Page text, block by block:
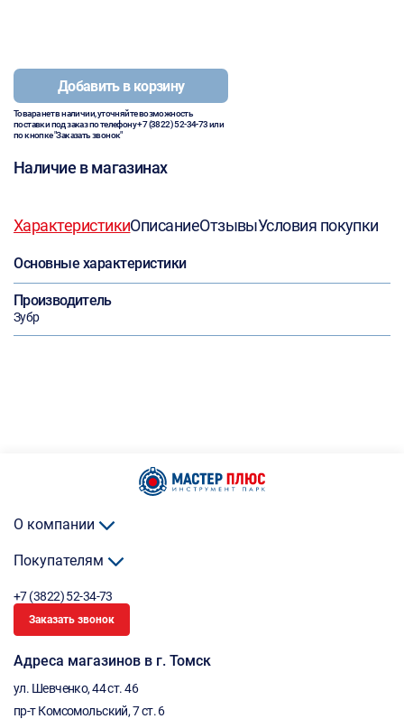
Добавить в корзину
Товара нет в наличии, уточняйте возможность
поставки под заказ по телефону+7 (3822) 52-34-73или
по кнопке "Заказать звонок"
Наличие в магазинах
ХарактеристикиОписаниеОтзывыУсловия покупки
Основные характеристики
Производитель
Зубр
О компании
Покупателям
+7 (3822) 52-34-73
Заказать звонок
Адреса магазинов в г. Томск
ул. Шевченко, 44 ст. 46
пр-т Комсомольский, 7 ст. 6